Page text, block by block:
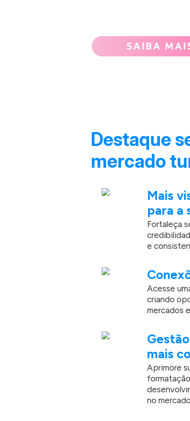
SAIBA
Destaque
mercado
Mais
para a
Fortaleça
e
Acesse
criando
mercados
mais
Aprimore
no